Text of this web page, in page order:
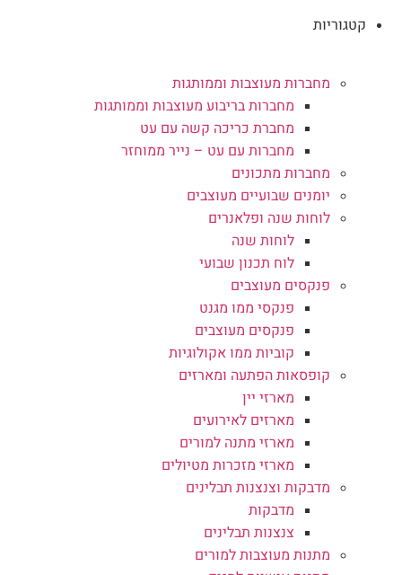
קטגוריות
מחברות מעוצבות וממותגות
מחברות בריבוע מעוצבות וממותגות
מחברת כריכה קשה עם עט
מחברות עם עט – נייר ממוחזר
מחברות מתכונים
יומנים שבועיים מעוצבים
לוחות שנה ופלאנרים
לוחות שנה
לוח תכנון שבועי
פנקסים מעוצבים
פנקסי ממו מגנט
פנקסים מעוצבים
קוביות ממו אקולוגיות
קופסאות הפתעה ומארזים
מארזי יין
מארזים לאירועים
מארזי מתנה למורים
מארזי מזכרות מטיולים
מדבקות וצנצנות תבלינים
מדבקות
צנצנות תבלינים
מתנות מעוצבות למורים